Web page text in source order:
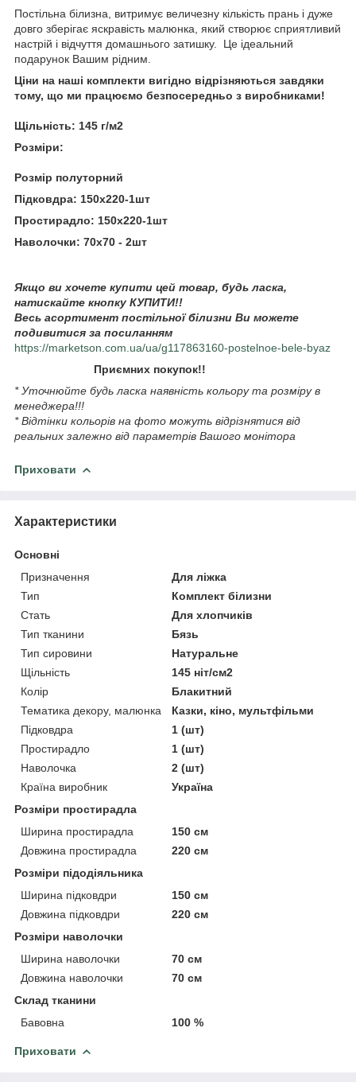
Постільна білизна,
витримує величезну кількість прань і дуже
довго зберігає яскравість малюнка, який створює сприятливий
настрій і відчуття домашнього затишку. Це ідеальний
подарунок Вашим рідним.
Ціни на наші комплекти вигідно відрізняються завдяки
тому, що ми працюємо безпосередньо з виробниками!
Щільність: 145 г/м2
Розміри:
Розмір полуторний
Підковдра: 150х220-1шт
Простирадло: 150х220-1шт
Наволочки: 70х70 - 2шт
Якщо ви хочете купити цей товар, будь ласка,
натискайте кнопку КУПИТИ!!
Весь асортимент постільної білизни Ви можете
подивитися за посиланням
https://marketson.com.ua/ua/g117863160-postelnoe-bele-byaz
Приємних покупок!!
* Уточнюйте будь ласка наявність кольору та розміру в
менеджера!!!
* Відтінки кольорів на фото можуть відрізнятися від
реальних залежно від параметрів Вашого монітора
Приховати
Характеристики
Основні
Призначення
Для ліжка
Тип
Комплект білизни
Стать
Для хлопчиків
Тип тканини
Бязь
Тип сировини
Натуральне
Щільність
145 ніт/см2
Колір
Блакитний
Тематика декору, малюнка
Казки, кіно, мультфільми
Підковдра
1 (шт)
Простирадло
1 (шт)
Наволочка
2 (шт)
Країна виробник
Україна
Розміри простирадла
Ширина простирадла
150 см
Довжина простирадла
220 см
Розміри підодіяльника
Ширина підковдри
150 см
Довжина підковдри
220 см
Розміри наволочки
Ширина наволочки
70 см
Довжина наволочки
70 см
Склад тканини
Бавовна
100 %
Приховати